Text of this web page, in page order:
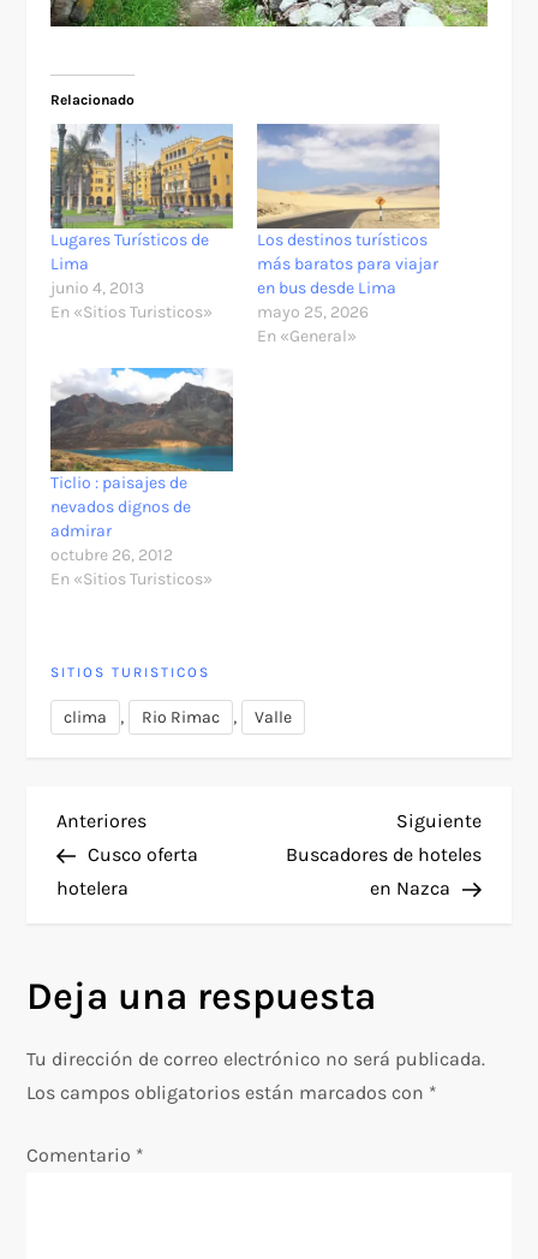
Relacionado
Lugares Turísticos de
Lima
junio 4, 2013
En «Sitios Turisticos»
Los destinos turísticos
más baratos para viajar
en bus desde Lima
mayo 25, 2026
En «General»
Ticlio : paisajes de
nevados dignos de
admirar
octubre 26, 2012
En «Sitios Turisticos»
SITIOS TURISTICOS
clima , Rio Rimac , Valle
N
a
e
g
a
c
Entrada
anterior
Anteriores
Cusco oferta
hotelera
Siguiente
Buscadores de hoteles
en Nazca
Deja una respuesta
Tu dirección de correo electrónico no será publicada.
Los campos obligatorios están marcados con *
Comentario *